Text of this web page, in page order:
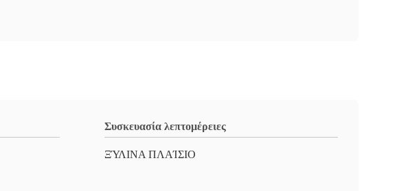
Συσκευασία λεπτομέρειες
ΞΎΛΙΝΑ ΠΛΑΊΣΙΟ